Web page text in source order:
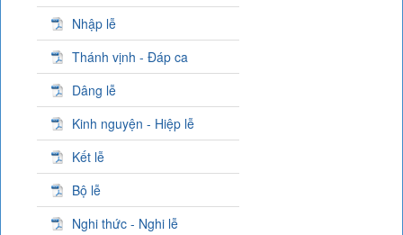
Nhập lễ
Thánh vịnh - Đáp ca
Dâng lễ
Kinh nguyện - Hiệp lễ
Kết lễ
Bộ lễ
Nghi thức - Nghi lễ